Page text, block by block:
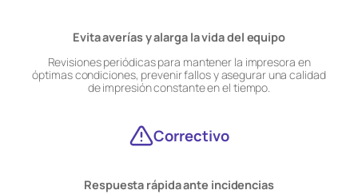
Evita averías y alarga la vida del equipo
Revisiones periódicas para mantener la impresora en
óptimas condiciones, prevenir fallos y asegurar una calidad
de impresión constante en el tiempo.
Correctivo
Respuesta rápida ante incidencias